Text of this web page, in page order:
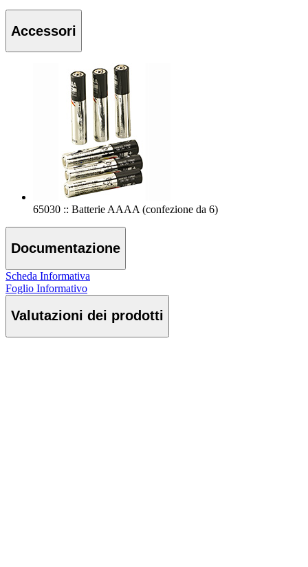
Accessori
65030 :: Batterie AAAA (confezione da 6)
Documentazione
Scheda Informativa
Foglio Informativo
Valutazioni dei prodotti